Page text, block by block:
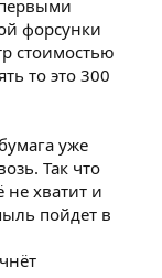
форсунки
стоимостью
то это 300
уже
Так что
хватит и
пойдет в